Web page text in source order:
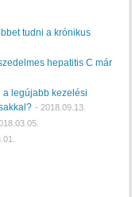
tudni a krónikus
hepatitis C már
a legújabb kezelési
- 2018.09.13.